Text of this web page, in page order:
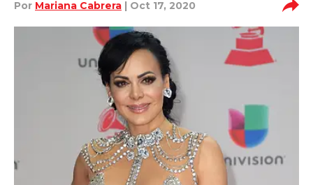
Por Mariana Cabrera | Oct 17, 2020